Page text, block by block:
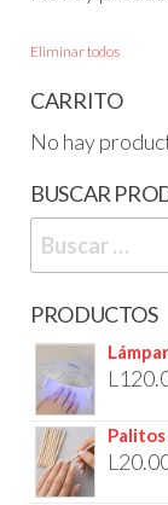
Eliminar todos
CARRITO
No hay
BUSCAR
PRODUCTOS
L
L